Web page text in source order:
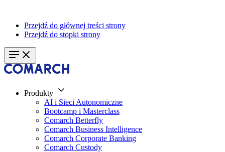
Przejdź do głównej treści strony
Przejdź do stopki strony
Produkty
AI i Sieci Autonomiczne
Bootcamp i Masterclass
Comarch Betterfly
Comarch Business Intelligence
Comarch Corporate Banking
Comarch Custody